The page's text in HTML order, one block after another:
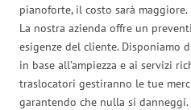
pianoforte, il costo sarà maggiore.
La nostra azienda offre un
esigenze del cliente. Disponiamo
in base all’ampiezza e ai servizi
traslocatori gestiranno le tue
garantendo che nulla si